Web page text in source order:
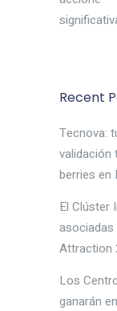
Recent
Tecnova:
berries en
El Clúster
Attraction
Los
ganarán